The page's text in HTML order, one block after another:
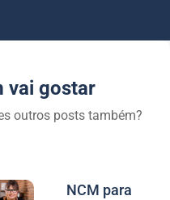
vai gostar
outros posts também?
NCM para